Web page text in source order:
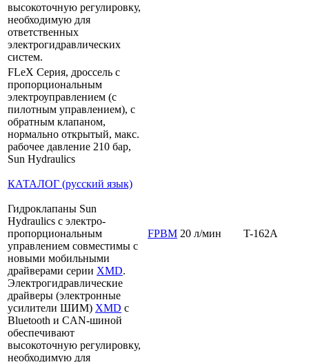
высокоточную регулировку,
необходимую для
ответственных
электрогидравлических
систем.
FLeX Серия, дроссель с
пропорциональным
электроуправлением (с
пилотным управлением), с
обратным клапаном,
нормально открытый, макс.
рабочее давление 210 бар,
Sun Hydraulics
КАТАЛОГ (русский язык)
Гидроклапаны Sun
Hydraulics с электро-
пропорциональным
управлением совместимы с
новыми мобильными
драйверами серии XMD.
Электрогидравлические
драйверы (электронные
усилители ШИМ) XMD с
Bluetooth и CAN-шиной
обеспечивают
высокоточную регулировку,
необходимую для
FPBM 20 л/мин T-162A